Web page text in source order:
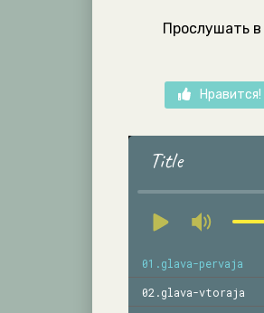
Прослушать
Нравится!
Title
01.glava-pervaja
02.glava-vtoraja